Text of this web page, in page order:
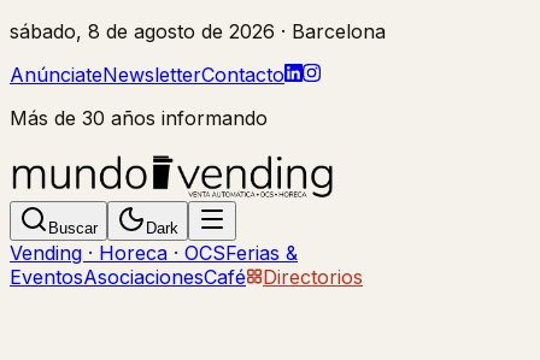
sábado, 8 de agosto de 2026 · Barcelona
AnúnciateNewsletterContacto
Más de 30 años informando
Buscar Dark
Vending · Horeca · OCSFerias &
EventosAsociacionesCafé Directorios